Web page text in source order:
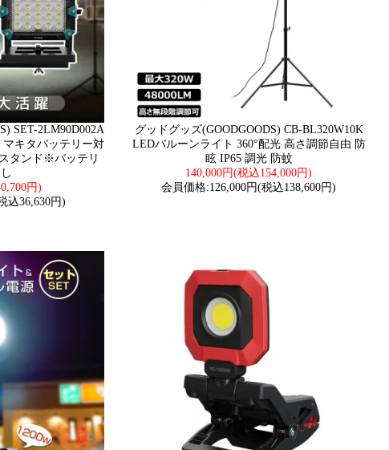
SET-2LM90D002A
マキタバッテリー対
タンド※バッテリ
円)
込36,630円)
グッドグッズ(GOODGOODS) CB-BL320W10K
LEDバルーンライト 360°配光 高さ調節自由 防
眩 IP65 調光 防蚊
140,000円(税込154,000円)
会員価格:126,000円(税込138,600円)